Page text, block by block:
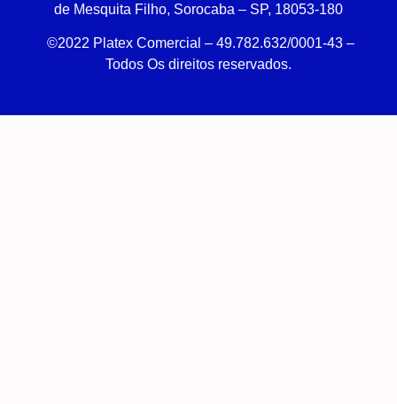
de Mesquita Filho, Sorocaba – SP, 18053-180
©2022 Platex Comercial – 49.782.632/0001-43 –
Todos Os direitos reservados.